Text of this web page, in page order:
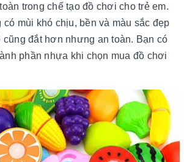
trong chế tạo đồ chơi cho trẻ em.
có mùi khó chịu, bền và màu sắc đẹp
cũng đắt hơn nhưng an toàn. Bạn có
phần nhựa khi chọn mua đồ chơi